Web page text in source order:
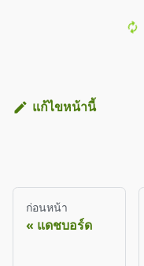
แก้ไขหน้านี้
ก่อนหน้า
แดชบอร์ด